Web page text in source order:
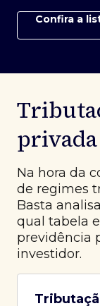
Confira a
privada
Na hora da
de regimes
Basta
qual tabela
previdência
investidor.